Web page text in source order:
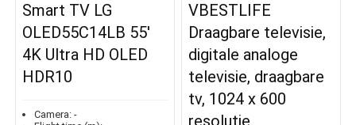
Smart TV LG
OLED55C14LB 55′
4K Ultra HD OLED
HDR10
Camera: -
VBESTLIFE
Draagbare televisie,
digitale analoge
televisie, draagbare
tv, 1024 x 600
resolutie,